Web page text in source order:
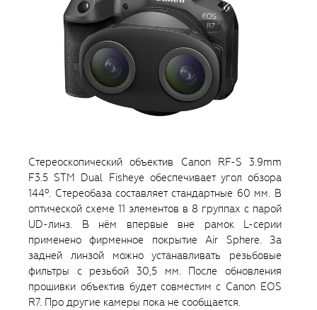
Стереоскопический объектив Canon RF-S 3.9mm
F3.5 STM Dual Fisheye обеспечивает угол обзора
144º. Стереобаза составляет стандартные 60 мм. В
оптической схеме 11 элементов в 8 группах с парой
UD-линз. В нём впервые вне рамок L-серии
применено фирменное покрытие Air Sphere. За
задней линзой можно устанавливать резьбовые
фильтры с резьбой 30,5 мм. После обновления
прошивки объектив будет совместим с Canon EOS
R7. Про другие камеры пока не сообщается.